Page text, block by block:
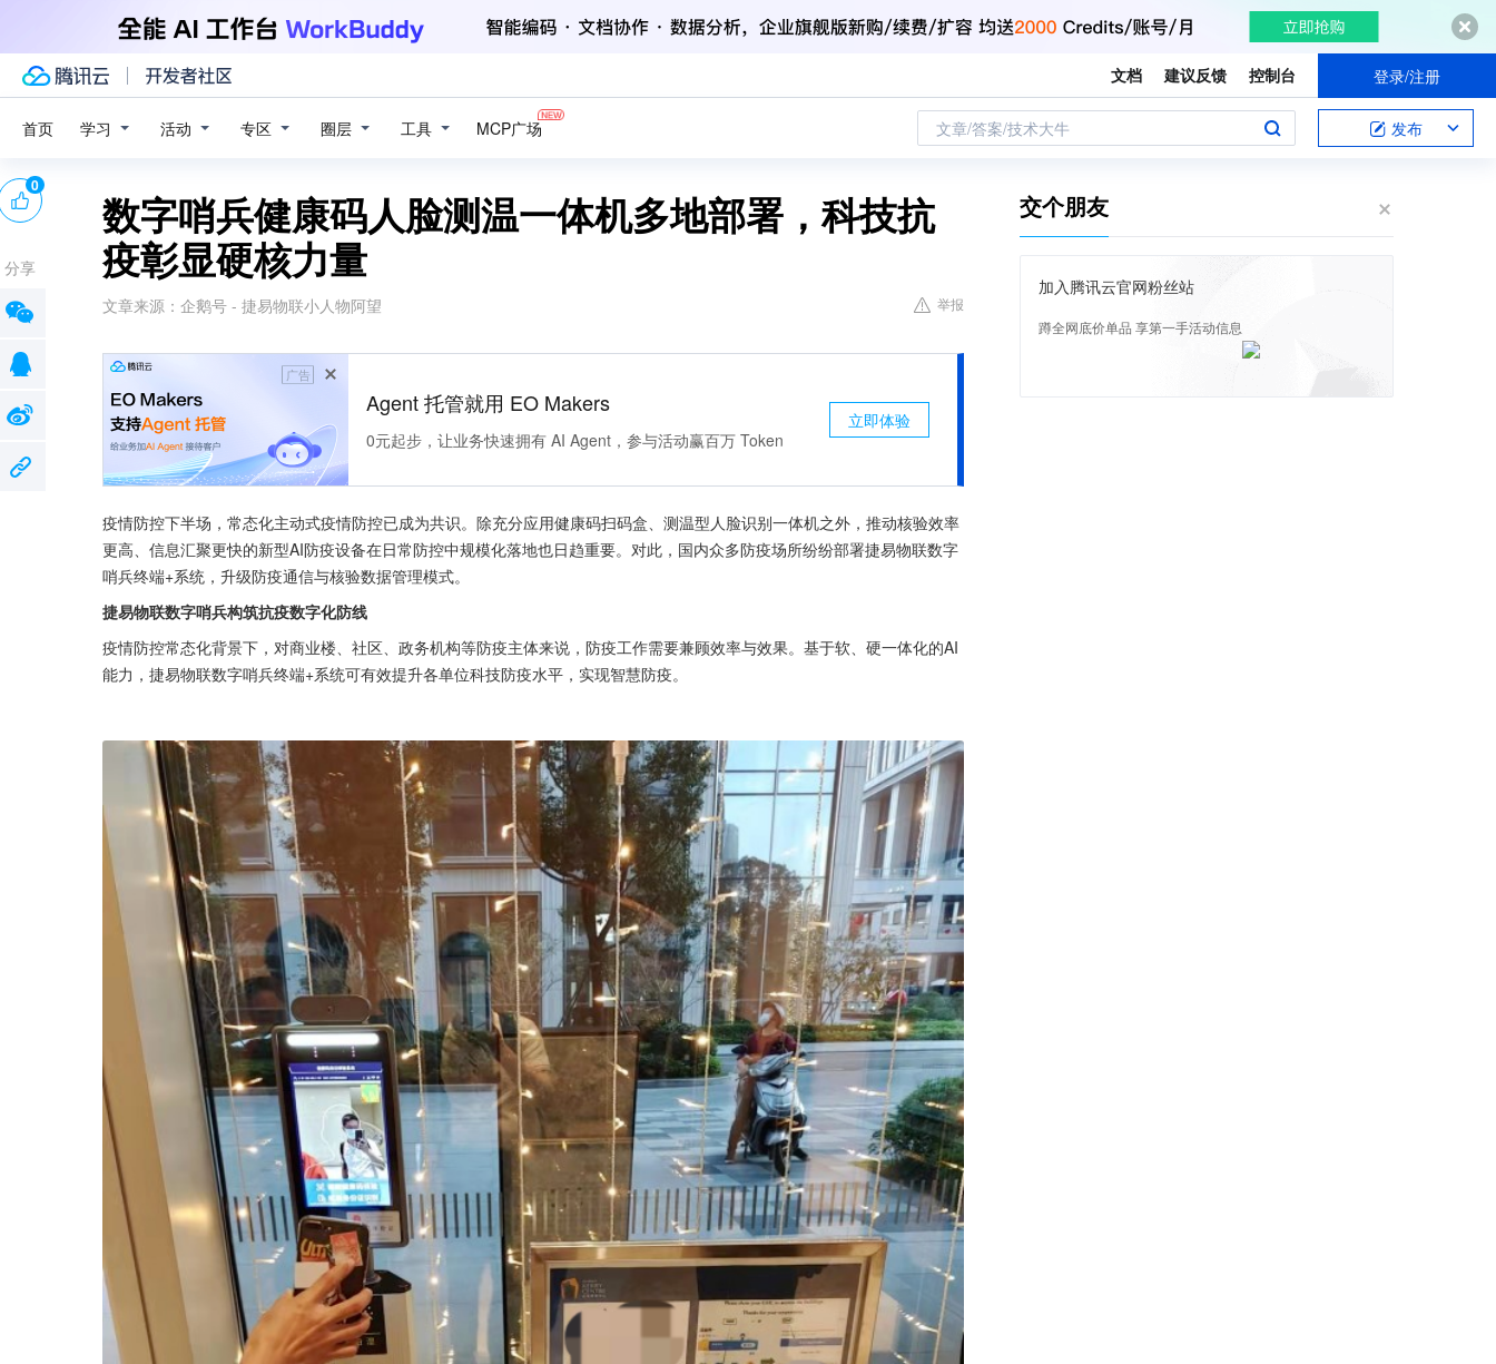
文档 建议反馈 控制台 登录/注册
首页 学习 活动 专区 圈层 工具 MCP广场 文章/答案/技术大牛 发布
数字哨兵健康码人脸测温一体机多地部署，科技抗
疫彰显硬核力量
文章来源： 企鹅号 - 捷易物联小人物阿望 举报
广告
Agent 托管就用 EO Makers
0元起步，让业务快速拥有 AI Agent，参与活动赢百万 Token
立即体验
疫情防控下半场，常态化主动式疫情防控已成为共识。除充分应用健康码扫码盒、测温型人脸识别一体机之外，推动核验效率
更高、信息汇聚更快的新型AI防疫设备在日常防控中规模化落地也日趋重要。对此，国内众多防疫场所纷纷部署捷易物联数字
哨兵终端+系统，升级防疫通信与核验数据管理模式。
捷易物联数字哨兵构筑抗疫数字化防线
疫情防控常态化背景下，对商业楼、社区、政务机构等防疫主体来说，防疫工作需要兼顾效率与效果。基于软、硬一体化的AI
能力，捷易物联数字哨兵终端+系统可有效提升各单位科技防疫水平，实现智慧防疫。
0
分享
交个朋友
加入腾讯云官网粉丝站
蹲全网底价单品 享第一手活动信息